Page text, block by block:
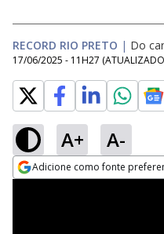
RECORD RIO PRETO | Do
17/06/2025 - 11H27
A+ A-
Adicione como fonte